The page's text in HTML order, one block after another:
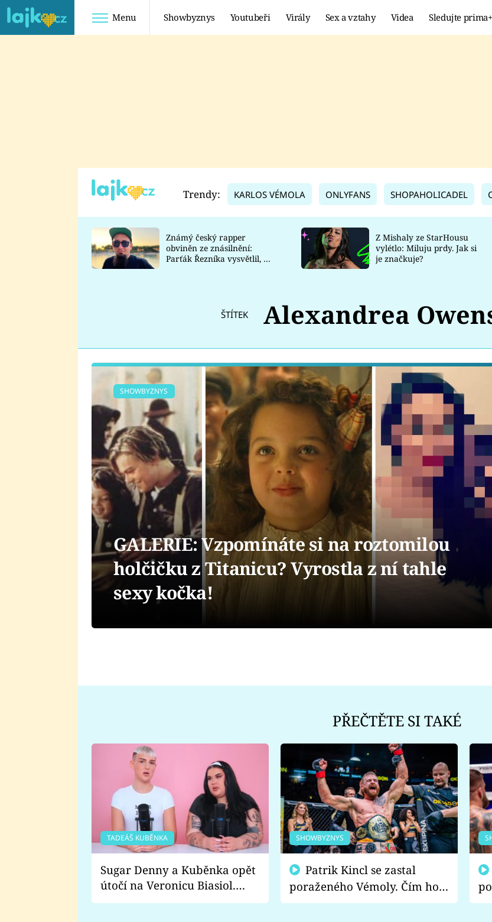
Menu Showbyznys Youtubeři Virály Sex a vztahy Videa Sledujte prima+
TADEÁŠ KUBĚNKA
DATEL
Trendy: KARLOS VÉMOLA ONLYFANS SHOPAHOLICADEL
Známý český rapper
obviněn ze znásilnění:
Parťák Řezníka vysvětlil, co
Z Mishaly ze StarHousu
vylétlo: Miluju prdy. Jak si
je značkuje?
ŠTÍTEK Alexandrea
SHOWBYZNYS
GALERIE: Vzpomínáte si na roztomilou
holčičku z Titanicu? Vyrostla z ní tahle
sexy kočka!
PŘEČTĚTE SI TAKÉ
TADEÁŠ KUBĚNKA
Sugar Denny a Kuběnka opět
útočí na Veronicu Biasiol.
Proč je podle nich falešná a
SHOWBYZNYS
poraženého Vémoly. Čím ho
fanoušci naštvali?